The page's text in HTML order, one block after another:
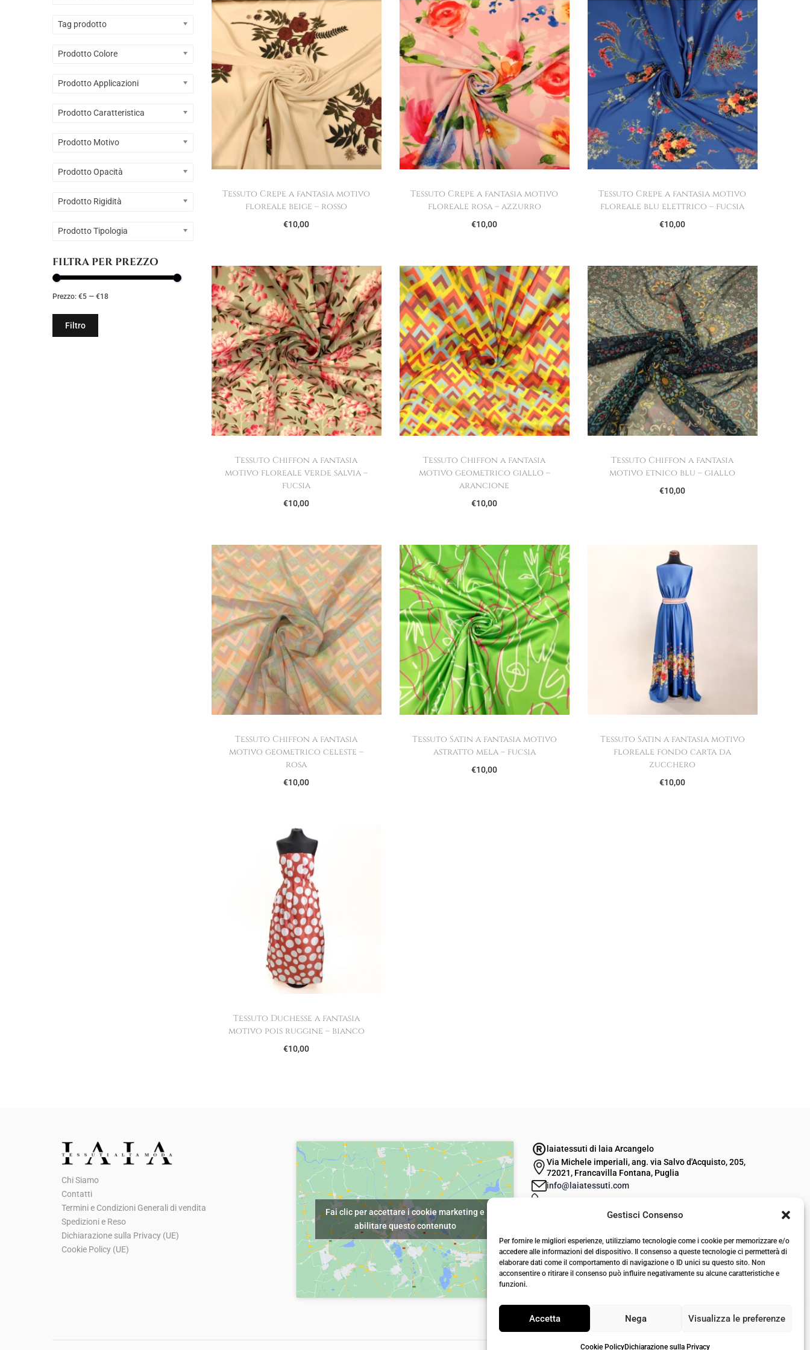
Gestisci Consenso
Per fornire le migliori esperienze, utilizziamo tecnologie come i cookie per memorizzare e/o
accedere alle informazioni del dispositivo. Il consenso a queste tecnologie ci permetterà di
elaborare dati come il comportamento di navigazione o ID unici su questo sito. Non
acconsentire o ritirare il consenso può influire negativamente su alcune caratteristiche e
funzioni.
Accetta Nega Visualizza le preferenze
Cookie PolicyDichiarazione sulla Privacy
Tessuto Crepe a fantasia motivo
floreale beige – rosso
€10,00
Tessuto Crepe a fantasia motivo
floreale rosa – azzurro
€10,00
Tessuto Crepe a fantasia motivo
floreale blu elettrico – fucsia
€10,00
Tessuto Chiffon a fantasia
motivo floreale verde salvia –
fucsia
€10,00
Tessuto Chiffon a fantasia
motivo geometrico giallo –
arancione
€10,00
Tessuto Chiffon a fantasia
motivo etnico blu – giallo
€10,00
Tessuto Chiffon a fantasia
motivo geometrico celeste –
rosa
€10,00
Tessuto Satin a fantasia motivo
astratto mela – fucsia
€10,00
Tessuto Satin a fantasia motivo
floreale fondo carta da
zucchero
€10,00
Tessuto Duchesse a fantasia
motivo pois ruggine – bianco
€10,00
Tag prodotto
Prodotto Colore
Prodotto Applicazioni
Prodotto Caratteristica
Prodotto Motivo
Prodotto Opacità
Prodotto Rigidità
Prodotto Tipologia
FILTRA PER PREZZO
Prezzo: €5 — €18
Filtro
Chi Siamo
Contatti
Termini e Condizioni Generali di vendita
Spedizioni e Reso
Dichiarazione sulla Privacy (UE)
Cookie Policy (UE)
Fai clic per accettare i cookie marketing e
abilitare questo contenuto
laiatessuti di laia Arcangelo
Via Michele imperiali, ang. via Salvo d'Acquisto, 205,
72021, Francavilla Fontana, Puglia
info@laiatessuti.com
P.IVA 02486100742